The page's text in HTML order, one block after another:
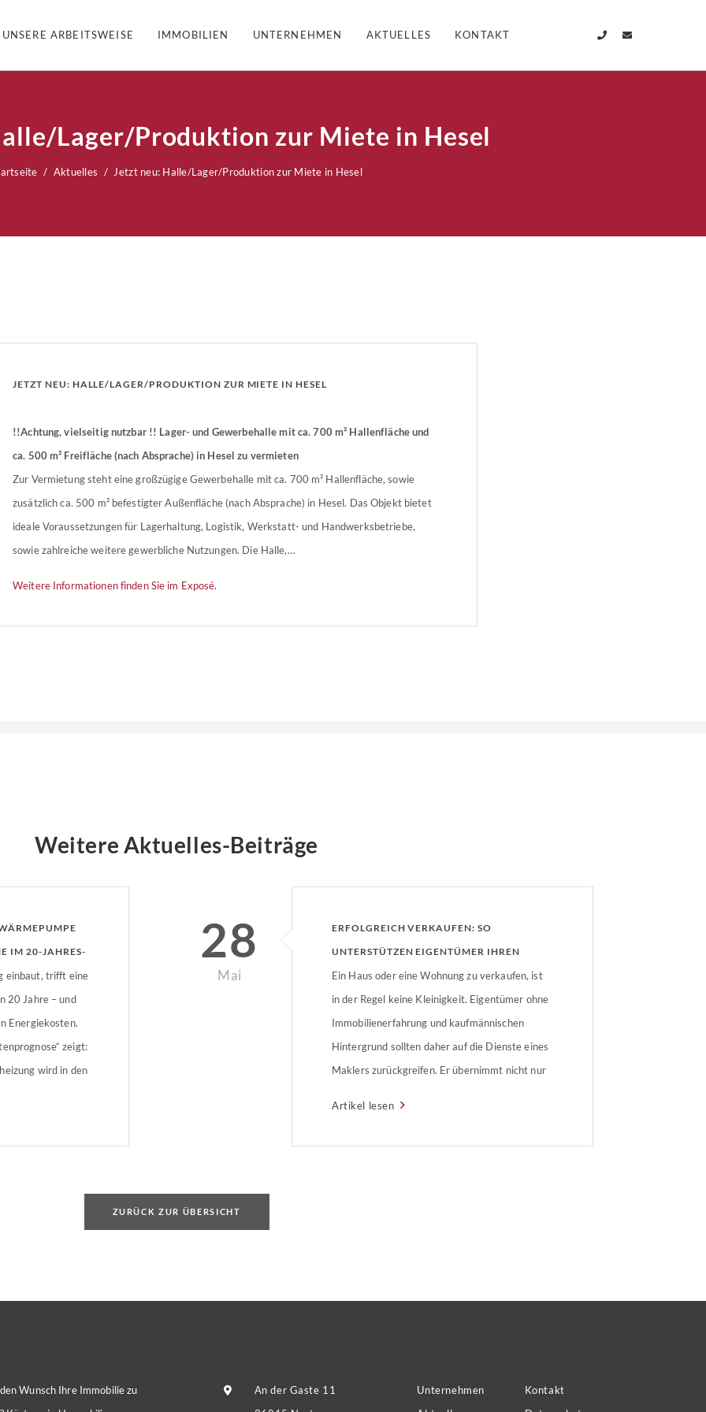
UNSERE ARBEITSWEISE IMMOBILIEN UNTERNEHMEN AKTUELLES KONTAKT
Lager/Produktion zur Miete in Hesel
Aktuelles Jetzt neu: Halle/Lager/Produktion zur Miete in Hesel
JETZT NEU: HALLE/LAGER/PRODUKTION ZUR MIETE IN HESEL
!!Achtung, vielseitig nutzbar !! Lager- und Gewerbehalle mit ca. 700 m² Hallenfläche und
ca. 500 m² Freifläche (nach Absprache) in Hesel zu vermieten
Zur Vermietung steht eine großzügige Gewerbehalle mit ca. 700 m² Hallenfläche, sowie
zusätzlich ca. 500 m² befestigter Außenfläche (nach Absprache) in Hesel. Das Objekt bietet
ideale Voraussetzungen für Lagerhaltung, Logistik, Werkstatt- und Handwerksbetriebe,
sowie zahlreiche weitere gewerbliche Nutzungen. Die Halle,…
Weitere Informationen finden Sie im Exposé.
Weitere Aktuelles-Beiträge
IM 20-JAHRES-
einbaut, trifft eine
20 Jahre – und
Energiekosten.
zeigt:
wird in den
28
Mai
ERFOLGREICH VERKAUFEN: SO
UNTERSTÜTZEN EIGENTÜMER IHREN
IMMOBILIENMAKLER OPTIMAL
Ein Haus oder eine Wohnung zu verkaufen, ist
in der Regel keine Kleinigkeit. Eigentümer ohne
Immobilienerfahrung und kaufmännischen
Hintergrund sollten daher auf die Dienste eines
Maklers zurückgreifen. Er übernimmt nicht nur
Artikel lesen
ZURÜCK ZUR ÜBERSICHT
Wunsch Ihre Immobilie zu
An der Gaste 11
Unternehmen
Kontakt